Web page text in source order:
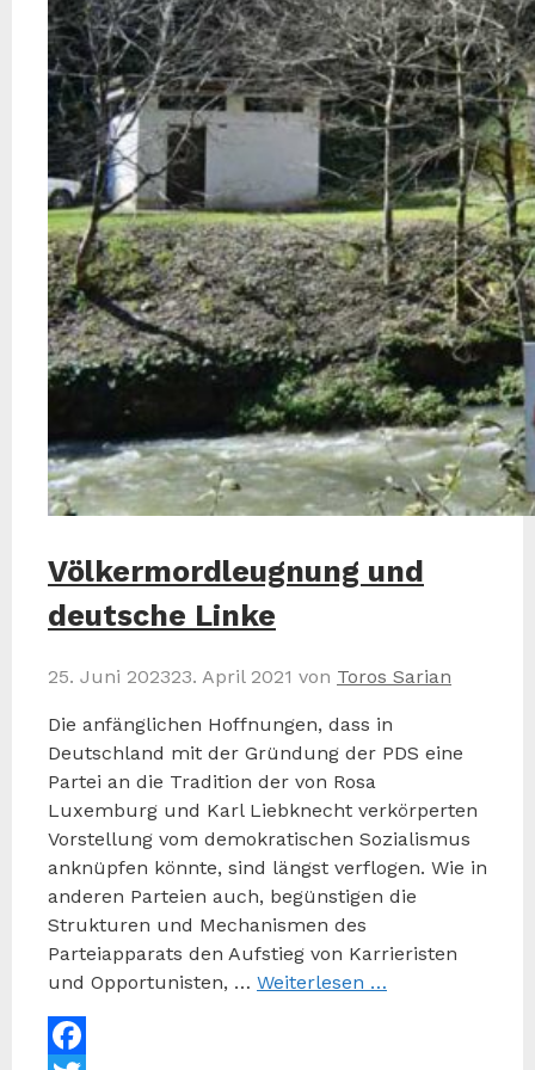
Völkermordleugnung und
deutsche Linke
25. Juni 202323. April 2021 von Toros Sarian
Die anfänglichen Hoffnungen, dass in
Deutschland mit der Gründung der PDS eine
Partei an die Tradition der von Rosa
Luxemburg und Karl Liebknecht verkörperten
Vorstellung vom demokratischen Sozialismus
anknüpfen könnte, sind längst verflogen. Wie in
anderen Parteien auch, begünstigen die
Strukturen und Mechanismen des
Parteiapparats den Aufstieg von Karrieristen
und Opportunisten, … Weiterlesen …